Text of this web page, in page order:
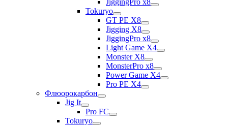
JiggingPro x8
Tokuryo
GT PE X8
Jigging X8
JiggingPro x8
Light Game X4
Monster X8
MonsterPro x8
Power Game X4
Pro PE X4
Флюорокарбон
Jig It
Pro FC
Tokuryo